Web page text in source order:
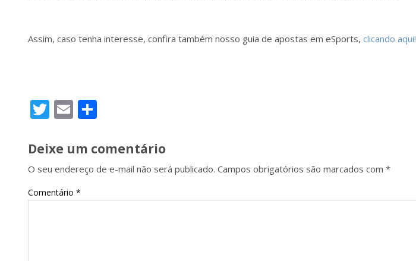
Assim, caso tenha interesse, confira também nosso guia de apostas em eSports, clicando aqui!
Twitter
Email
Deixe um comentário
O seu endereço de e-mail não será publicado. Campos obrigatórios são marcados com *
Comentário *